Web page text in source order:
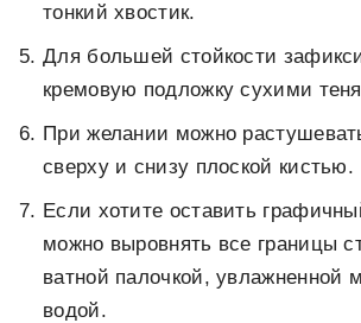
тонкий хвостик.
Для большей стойкости
кремовую подложку сухими
При желании можно
сверху и снизу плоской кистью.
Если хотите оставить
можно выровнять все границы
ватной палочкой, увлажненной
водой.